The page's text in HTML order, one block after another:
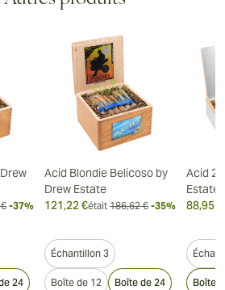
-37%
24
Acid Blondie Belicoso by
Drew Estate
121,22 €était 186,62 € -35%
Échantillon 3
Boîte de 12 Boîte de 24
Acid
Estate
88,95 €
Boîte